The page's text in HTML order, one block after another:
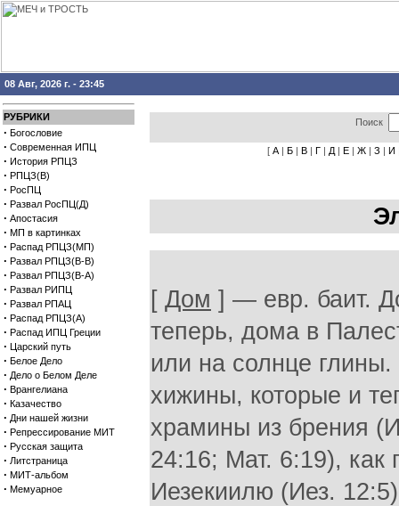
08 Авг, 2026 г. - 23:45
РУБРИКИ
· Богословие
· Современная ИПЦ
· История РПЦЗ
· РПЦЗ(В)
· РосПЦ
· Развал РосПЦ(Д)
· Апостасия
· МП в картинках
· Распад РПЦЗ(МП)
· Развал РПЦЗ(В-В)
· Развал РПЦЗ(В-А)
· Развал РИПЦ
· Развал РПАЦ
· Распад РПЦЗ(А)
· Распад ИПЦ Греции
· Царский путь
· Белое Дело
· Дело о Белом Деле
· Врангелиана
· Казачество
· Дни нашей жизни
· Репрессирование МИТ
· Русская защита
· Литстраница
· МИТ-альбом
· Мемуарное
Поиск
[ А | Б | В | Г | Д | Е | Ж | З | И
[ Дом ] — евр. баит.
теперь, дома в
или на солнце
хижины, которые и
храмины из брения
24:16; Мат. 6:19), как
Иезекиилю (Иез.